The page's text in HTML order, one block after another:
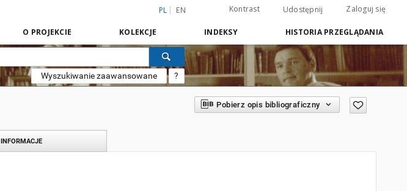
PL EN Kontrast Udostępnij Zaloguj się
O PROJEKCIE KOLEKCJE INDEKSY HISTORIA PRZEGLĄDANIA
Wyszukiwanie zaawansowane ?
Pobierz opis bibliograficzny
INFORMACJE